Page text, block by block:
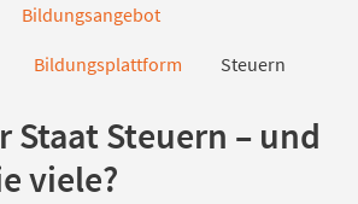
Bildungsangebot
Bildungsplattform Steuern
Staat Steuern – und
viele?